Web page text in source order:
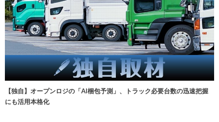
【独自】オープンロジの「AI梱包予測」、トラック必要台数の迅速把握
にも活用本格化